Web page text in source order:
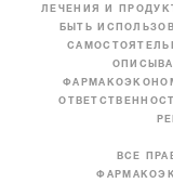
ЛЕЧЕНИЯ И
БЫТЬ
ВСЕ